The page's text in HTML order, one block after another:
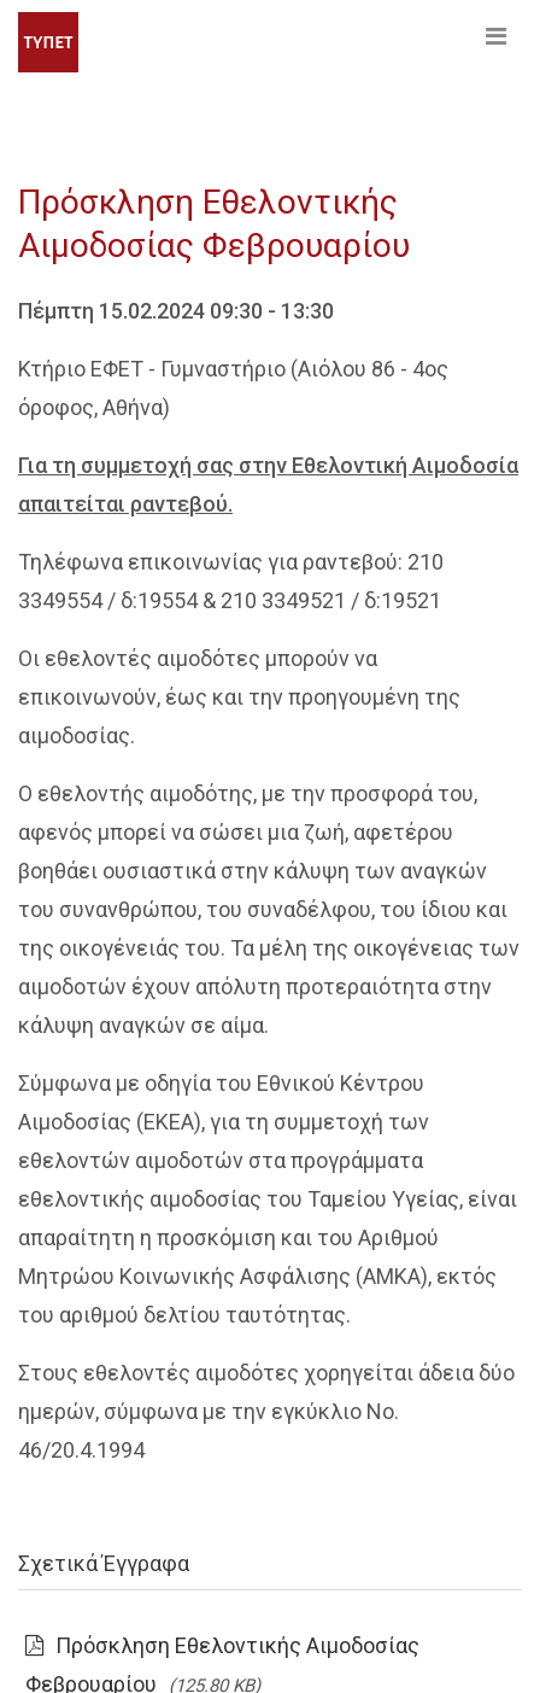
Πρόσκληση Εθελοντικής
Αιμοδοσίας Φεβρουαρίου
Πέμπτη 15.02.2024 09:30 - 13:30
Κτήριο ΕΦΕΤ - Γυμναστήριο (Αιόλου 86 - 4ος
όροφος, Αθήνα)
Για τη συμμετοχή σας στην Εθελοντική Αιμοδοσία
απαιτείται ραντεβού.
Τηλέφωνα επικοινωνίας για ραντεβού: 210
3349554 / δ:19554 & 210 3349521 / δ:19521
Οι εθελοντές αιμοδότες μπορούν να
επικοινωνούν, έως και την προηγουμένη της
αιμοδοσίας.
Ο εθελοντής αιμοδότης, με την προσφορά του,
αφενός μπορεί να σώσει μια ζωή, αφετέρου
βοηθάει ουσιαστικά στην κάλυψη των αναγκών
του συνανθρώπου, του συναδέλφου, του ίδιου και
της οικογένειάς του. Τα μέλη της οικογένειας των
αιμοδοτών έχουν απόλυτη προτεραιότητα στην
κάλυψη αναγκών σε αίμα.
Σύμφωνα με οδηγία του Εθνικού Κέντρου
Αιμοδοσίας (ΕΚΕΑ), για τη συμμετοχή των
εθελοντών αιμοδοτών στα προγράμματα
εθελοντικής αιμοδοσίας του Ταμείου Υγείας, είναι
απαραίτητη η προσκόμιση και του Αριθμού
Μητρώου Κοινωνικής Ασφάλισης (ΑΜΚΑ), εκτός
του αριθμού δελτίου ταυτότητας.
Στους εθελοντές αιμοδότες χορηγείται άδεια δύο
ημερών, σύμφωνα με την εγκύκλιο Νο.
46/20.4.1994
Σχετικά Έγγραφα
Πρόσκληση Εθελοντικής Αιμοδοσίας
Φεβρουαρίου
(125.80 KB)